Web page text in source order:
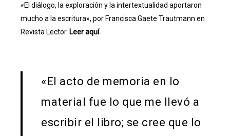
«El diálogo, la exploración y la intertextualidad aportaron
mucho a la escritura», por Francisca Gaete Trautmann en
Revista Lector. Leer aquí.
«El acto de memoria en lo
material fue lo que me llevó a
escribir el libro; se cree que lo